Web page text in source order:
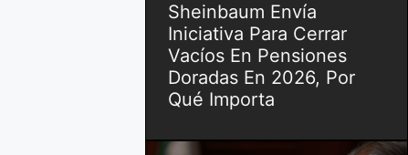
Sheinbaum Envía
Iniciativa Para Cerrar
Vacíos En Pensiones
Doradas En 2026, Por
Qué Importa